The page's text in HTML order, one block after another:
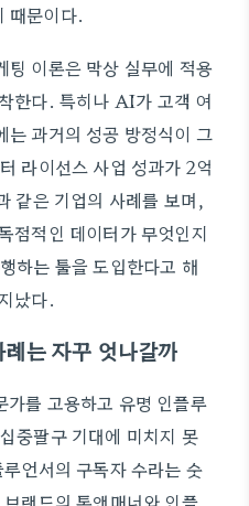
때문이다.
팅 이론은 막상 실무에 적용
한다. 특히나 AI가 고객 여
는 과거의 성공 방정식이 그
라이선스 사업 성과가 2억
같은 기업의 사례를 보며,
점적인 데이터가 무엇인지
하는 툴을 도입한다고 해
났다.
는 자꾸 엇나갈까
를 고용하고 유명 인플루
중팔구 기대에 미치지 못
언서의 구독자 수라는 숫